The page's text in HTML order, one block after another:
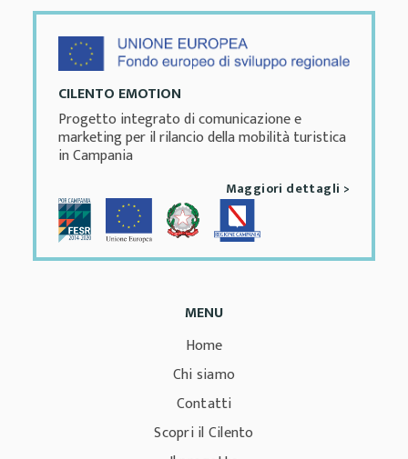
CILENTO EMOTION
Progetto integrato di comunicazione e
marketing per il rilancio della mobilità turistica
in Campania
Maggiori dettagli >
MENU
Home
Chi siamo
Contatti
Scopri il Cilento